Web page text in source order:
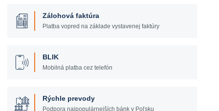
Zálohová faktúra
Platba vopred na základe vystavenej faktúry
BLIK
Mobilná platba cez telefón
Rýchle prevody
Podpora najpopulárnejších bánk v Poľsku